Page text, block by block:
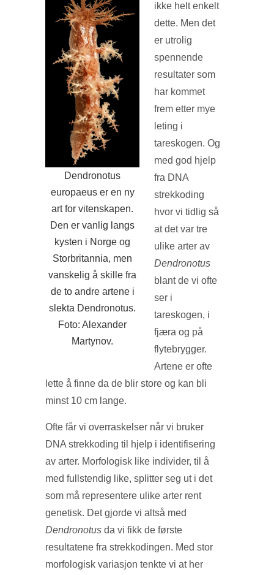
Dendronotus
europaeus er en ny
art for vitenskapen.
Den er vanlig langs
kysten i Norge og
Storbritannia, men
vanskelig å skille fra
de to andre artene i
slekta Dendronotus.
Foto: Alexander
Martynov.
ikke helt enkelt
dette. Men det
er utrolig
spennende
resultater som
har kommet
frem etter mye
leting i
tareskogen. Og
med god hjelp
fra DNA
strekkoding
hvor vi tidlig så
at det var tre
ulike arter av
Dendronotus
blant de vi ofte
ser i
tareskogen, i
fjæra og på
flytebrygger.
Artene er ofte
lette å finne da de blir store og kan bli
minst 10 cm lange.
Ofte får vi overraskelser når vi bruker
DNA strekkoding til hjelp i identifisering
av arter. Morfologisk like individer, til å
med fullstendig like, splitter seg ut i det
som må representere ulike arter rent
genetisk. Det gjorde vi altså med
Dendronotus da vi fikk de første
resultatene fra strekkodingen. Med stor
morfologisk variasjon tenkte vi at her